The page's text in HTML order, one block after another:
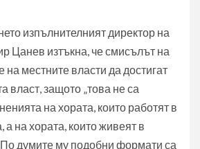
изпълнителният директор на
Цанев изтъкна, че смисълът на
местните власти да достигат
власт, защото „това не са
на хората, които работят в
на хората, които живеят в
По думите му подобни формати са